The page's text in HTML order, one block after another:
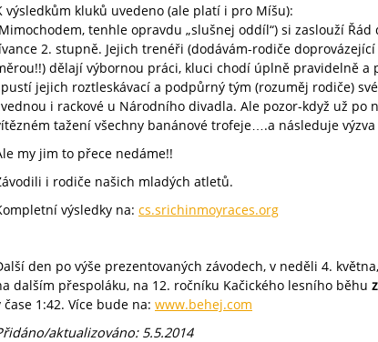
výsledkům kluků uvedeno (ale platí i pro Míšu):
tenhle opravdu „slušnej oddíl“) si zaslouží Řád
2. stupně. Jejich trenéři (dodávám-rodiče
dělají výbornou práci, kluci chodí úplně pravidelně a
jejich roztleskávací a podpůrný tým (rozuměj rodiče)
i rackové u Národního divadla. Ale pozor-když už po
tažení všechny banánové trofeje….a následuje
my jim to přece nedáme!!
i rodiče našich mladých atletů.
výsledky na: cs.srichinmoyraces.org
den po výše prezentovaných závodech, v neděli 4.
dalším přespoláku, na 12. ročníku Kačického lesního běhu
čase 1:42. Více bude na: www.behej.com
aktualizováno: 5.5.2014